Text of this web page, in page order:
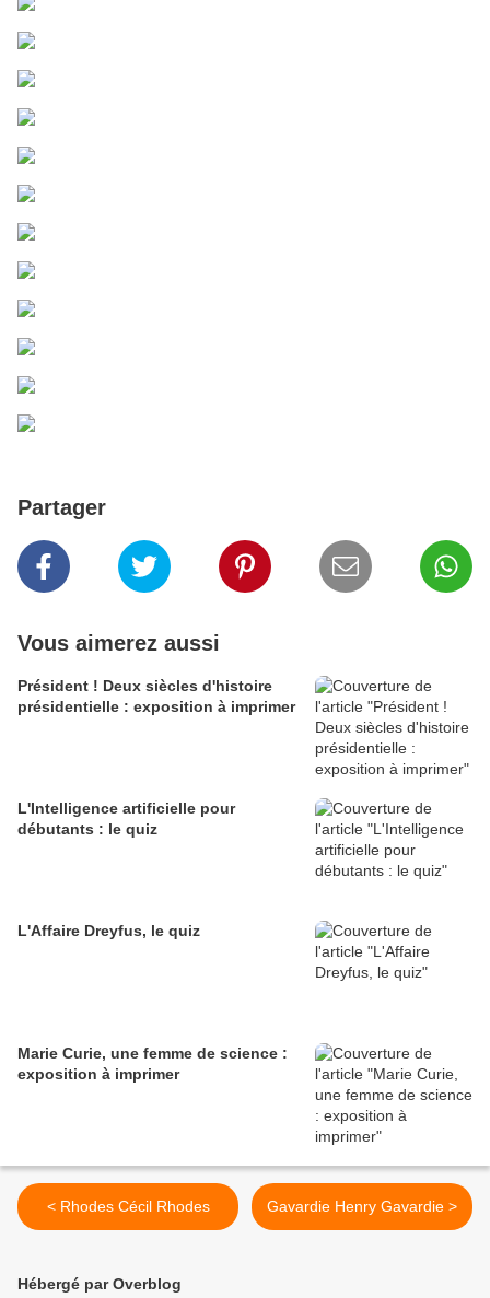
Partager
Vous aimerez aussi
Président ! Deux siècles d'histoire
présidentielle : exposition à imprimer
L'Intelligence artificielle pour
débutants : le quiz
L'Affaire Dreyfus, le quiz
Marie Curie, une femme de science :
exposition à imprimer
< Rhodes Cécil Rhodes Gavardie Henry Gavardie >
Hébergé par Overblog